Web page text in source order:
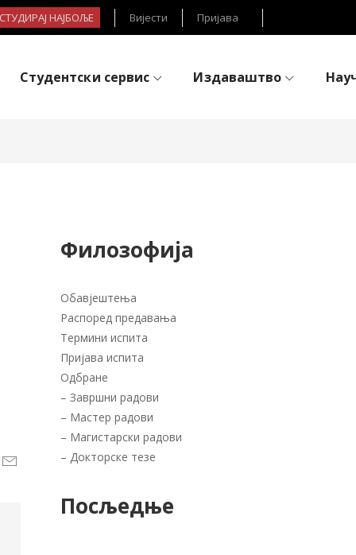
НАЈБОЉЕ Вијести Пријава
Студентски сервис Издаваштво
Филозофија
Обавјештења
Распоред предавања
Термини испита
Пријава испита
Одбране
– Завршни радови
– Мастер радови
– Магистарски радови
– Докторске тезе
Посљедње